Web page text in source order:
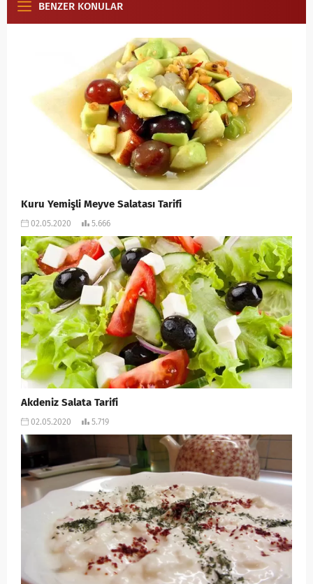
BENZER KONULAR
Kuru Yemişli Meyve Salatası Tarifi
02.05.2020 5.666
Akdeniz Salata Tarifi
02.05.2020 5.719